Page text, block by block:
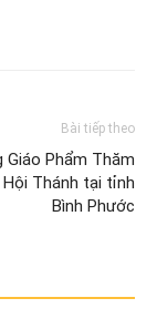
Bài tiếp theo
Giáo Phẩm Thăm
Hội Thánh tại tỉnh
Bình Phước